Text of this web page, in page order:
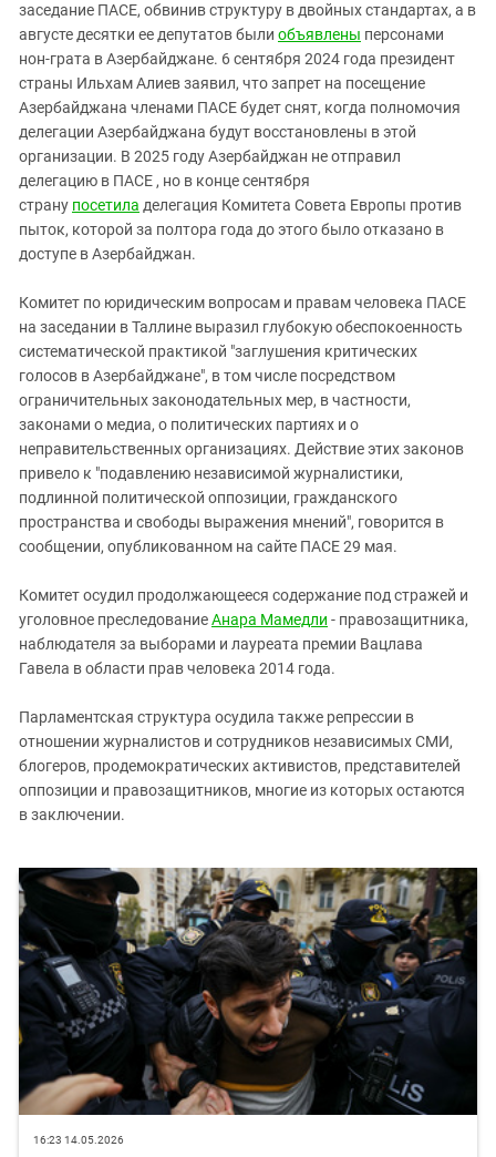
ЮФО
заседание ПАСЕ, обвинив структуру в двойных стандартах, а в
августе десятки ее депутатов были объявлены персонами
нон-грата в Азербайджане. 6 сентября 2024 года президент
страны Ильхам Алиев заявил, что запрет на посещение
Азербайджана членами ПАСЕ будет снят, когда полномочия
делегации Азербайджана будут восстановлены в этой
организации. В 2025 году Азербайджан не отправил
делегацию в ПАСЕ , но в конце сентября
страну посетила делегация Комитета Совета Европы против
пыток, которой за полтора года до этого было отказано в
доступе в Азербайджан.
Комитет по юридическим вопросам и правам человека ПАСЕ
на заседании в Таллине выразил глубокую обеспокоенность
систематической практикой "заглушения критических
голосов в Азербайджане", в том числе посредством
ограничительных законодательных мер, в частности,
законами о медиа, о политических партиях и о
неправительственных организациях. Действие этих законов
привело к "подавлению независимой журналистики,
подлинной политической оппозиции, гражданского
пространства и свободы выражения мнений", говорится в
сообщении, опубликованном на сайте ПАСЕ 29 мая.
Комитет осудил продолжающееся содержание под стражей и
уголовное преследованиеАнара Мамедли - правозащитника,
наблюдателя за выборами и лауреата премии Вацлава
Гавела в области прав человека 2014 года.
Парламентская структура осудила также репрессии в
отношении журналистов и сотрудников независимых СМИ,
блогеров, продемократических активистов, представителей
оппозиции и правозащитников, многие из которых остаются
в заключении.
16:23 14.05.2026